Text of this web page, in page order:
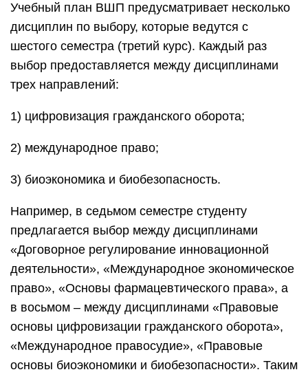
Учебный план ВШП предусматривает несколько
дисциплин по выбору, которые ведутся с
шестого семестра (третий курс). Каждый раз
выбор предоставляется между дисциплинами
трех направлений:
1) цифровизация гражданского оборота;
2) международное право;
3) биоэкономика и биобезопасность.
Например, в седьмом семестре студенту
предлагается выбор между дисциплинами
«Договорное регулирование инновационной
деятельности», «Международное экономическое
право», «Основы фармацевтического права», а
в восьмом – между дисциплинами «Правовые
основы цифровизации гражданского оборота»,
«Международное правосудие», «Правовые
основы биоэкономики и биобезопасности». Таким